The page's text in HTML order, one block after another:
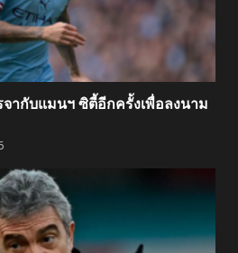
จากับแมนฯ ซิตี้อีกครั้งเพื่อลงนาม